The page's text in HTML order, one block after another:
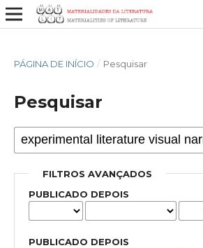
PÁGINA DE INÍCIO / Pesquisar
Pesquisar
FILTROS AVANÇADOS
PUBLICADO DEPOIS
PUBLICADO DEPOIS